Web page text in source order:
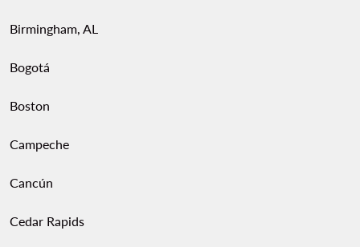
Birmingham, AL
Bogotá
Boston
Campeche
Cancún
Cedar Rapids